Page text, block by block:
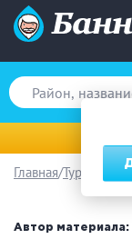
Вид парной
Русская баня
Главная Турецкая
Автор материала: